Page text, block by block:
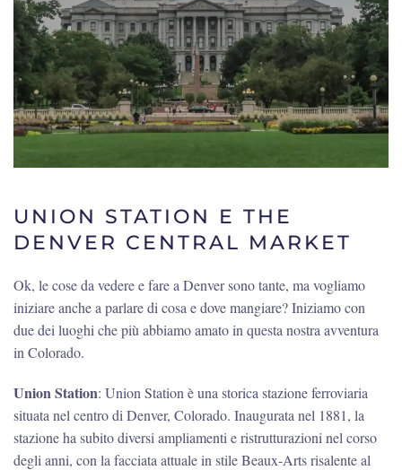
UNION STATION E THE
DENVER CENTRAL MARKET
Ok, le cose da vedere e fare a Denver sono tante, ma vogliamo
iniziare anche a parlare di cosa e dove mangiare? Iniziamo con
due dei luoghi che più abbiamo amato in questa nostra avventura
in Colorado.
Union Station: Union Station è una storica stazione ferroviaria
situata nel centro di Denver, Colorado. Inaugurata nel 1881, la
stazione ha subito diversi ampliamenti e ristrutturazioni nel corso
degli anni, con la facciata attuale in stile Beaux-Arts risalente al